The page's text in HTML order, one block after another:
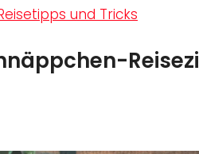
und Tricks